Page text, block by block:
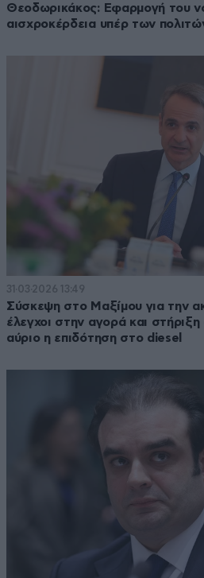
Θεοδωρικάκος: Εφαρμογή του
αισχροκέρδεια υπέρ των
31·03·2026 13:49
Σύσκεψη στο Μαξίμου για την
έλεγχοι στην αγορά και
αύριο η επιδότηση στο diesel